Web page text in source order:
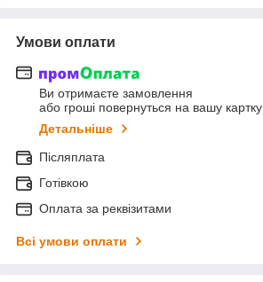
Умови оплати
Ви отримаєте замовлення
або гроші повернуться на вашу картку
Детальніше
Післяплата
Готівкою
Оплата за реквізитами
Всі умови оплати